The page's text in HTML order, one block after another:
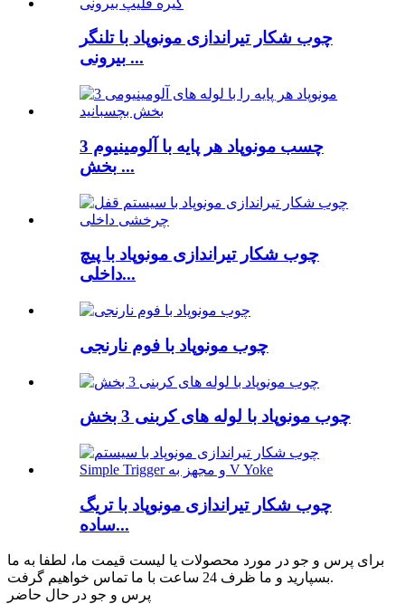
چوب شکار تیراندازی مونوپاد با تلنگر
بیرونی ...
چسب مونوپاد هر پایه با آلومینیوم 3
بخش ...
چوب شکار تیراندازی مونوپاد با پیچ
داخلی...
چوب مونوپاد با فوم نارنجی
چوب مونوپاد با لوله های کربنی 3 بخش
چوب شکار تیراندازی مونوپاد با تریگ
ساده...
برای پرس و جو در مورد محصولات یا لیست قیمت ما، لطفا به ما
بسپارید و ما ظرف 24 ساعت با ما تماس خواهیم گرفت.
پرس و جو در حال حاضر